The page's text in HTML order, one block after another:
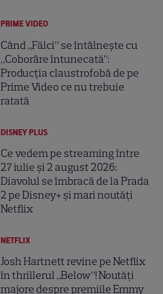
PRIME VIDEO
Când „Fălci” se întâlnește cu
„Coborâre întunecată”:
Producția claustrofobă de pe
Prime Video ce nu trebuie
ratată
DISNEY PLUS
Ce vedem pe streaming între
27 iulie și 2 august 2026:
Diavolul se îmbracă de la Prada
2 pe Disney+ și mari noutăți
Netflix
NETFLIX
Josh Hartnett revine pe Netflix
în thrillerul „Below”! Noutăți
majore despre premiile Emmy